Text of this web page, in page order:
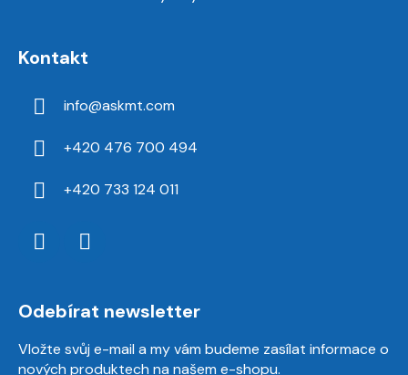
Kontakt
info@askmt.com
+420 476 700 494
+420 733 124 011
Odebírat newsletter
Vložte svůj e-mail a my vám budeme zasílat informace o
nových produktech na našem e-shopu.